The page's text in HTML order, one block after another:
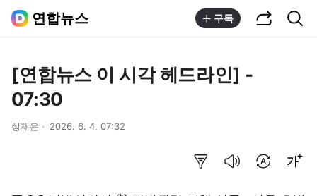
연합뉴스 구독
[연합뉴스 이 시각 헤드라인] -
07:30
성재은 2026. 6. 4. 07:32